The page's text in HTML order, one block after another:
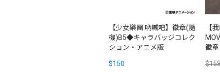
【少女樂團 吶喊吧】徽章(隨
機)B5◆キャラバッジコレク
ション・アニメ版
$150
【
徽章